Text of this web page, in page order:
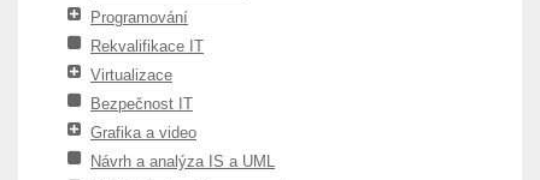
Programování
Rekvalifikace IT
Virtualizace
Bezpečnost IT
Grafika a video
Návrh a analýza IS a UML